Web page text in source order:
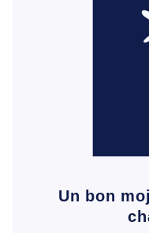
Un bon